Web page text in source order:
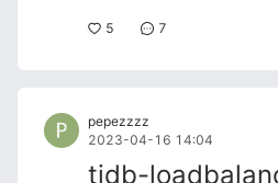
5 7
pepezzzz
2023-04-16 14:04
tidb-